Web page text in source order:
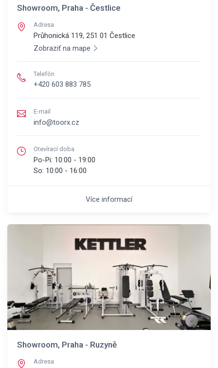
Showroom, Praha - Čestlice
Adresa
Průhonická 119, 251 01 Čestlice
Zobraziť na mape
Telefón
+420 603 883 785
E-mail
info@toorx.cz
Otevírací doba
Po-Pi: 10:00 - 19:00
So: 10:00 - 16:00
Více informací
Showroom, Praha - Ruzyně
Adresa